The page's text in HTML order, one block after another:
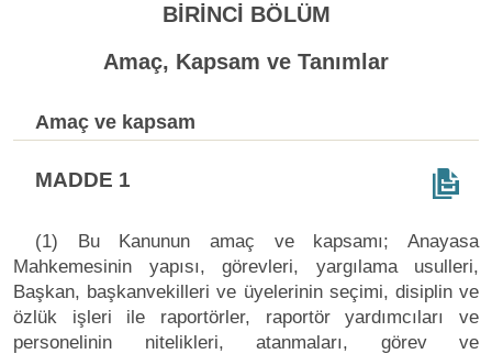
BİRİNCİ BÖLÜM
Amaç, Kapsam ve Tanımlar
Amaç ve kapsam
MADDE 1
(1) Bu Kanunun amaç ve kapsamı; Anayasa
Mahkemesinin yapısı, görevleri, yargılama usulleri,
Başkan, başkanvekilleri ve üyelerinin seçimi, disiplin ve
özlük işleri ile raportörler, raportör yardımcıları ve
personelinin nitelikleri, atanmaları, görev ve